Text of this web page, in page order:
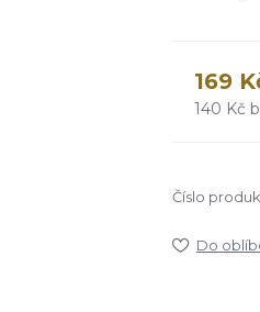
169
140 Kč
Číslo
Do